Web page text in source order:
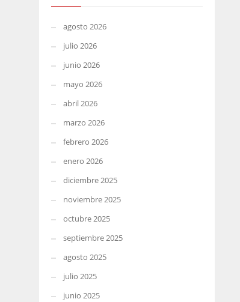
agosto 2026
julio 2026
junio 2026
mayo 2026
abril 2026
marzo 2026
febrero 2026
enero 2026
diciembre 2025
noviembre 2025
octubre 2025
septiembre 2025
agosto 2025
julio 2025
junio 2025